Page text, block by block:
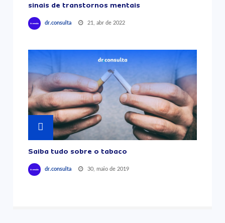
sinais de transtornos mentais
dr.consulta 21, abr de 2022
Saiba tudo sobre o tabaco
dr.consulta 30, maio de 2019